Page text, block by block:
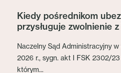
Kiedy pośrednikom
przysługuje zwolnienie z
Naczelny Sąd Administracyjny
2026 r., sygn. akt I FSK 2302/23
którym...